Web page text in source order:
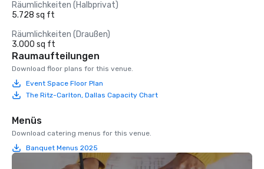
Räumlichkeiten (Halbprivat)
5.728 sq ft
Räumlichkeiten (Draußen)
3.000 sq ft
Raumaufteilungen
Download floor plans for this venue.
Event Space Floor Plan
The Ritz-Carlton, Dallas Capacity Chart
Menüs
Download catering menus for this venue.
Banquet Menus 2025